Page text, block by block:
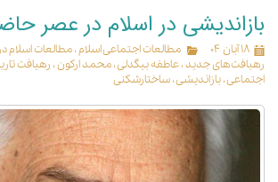
بازاندیشی در اسلام در عصر
۱۸ آبان ۰۴ مطالعات اجتماعی اسلام،مطالعات اسلام
رهیافت‌های جدید،عاطفه بیگدلی،محمد ارکون، رهیافت
اجتماعی،بازاندیشی،ساختارشکنی